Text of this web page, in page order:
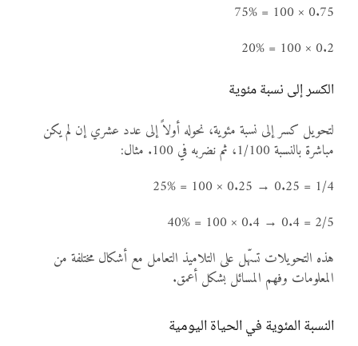
0.75 × 100 = 75%
0.2 × 100 = 20%
الكسر إلى نسبة مئوية
لتحويل كسر إلى نسبة مئوية، نحوله أولاً إلى عدد عشري إن لم يكن
مباشرة بالنسبة 1/100، ثم نضربه في 100. مثال:
1/4 = 0.25 → 0.25 × 100 = 25%
2/5 = 0.4 → 0.4 × 100 = 40%
هذه التحويلات تسهّل على التلاميذ التعامل مع أشكال مختلفة من
المعلومات وفهم المسائل بشكل أعمق.
النسبة المئوية في الحياة اليومية